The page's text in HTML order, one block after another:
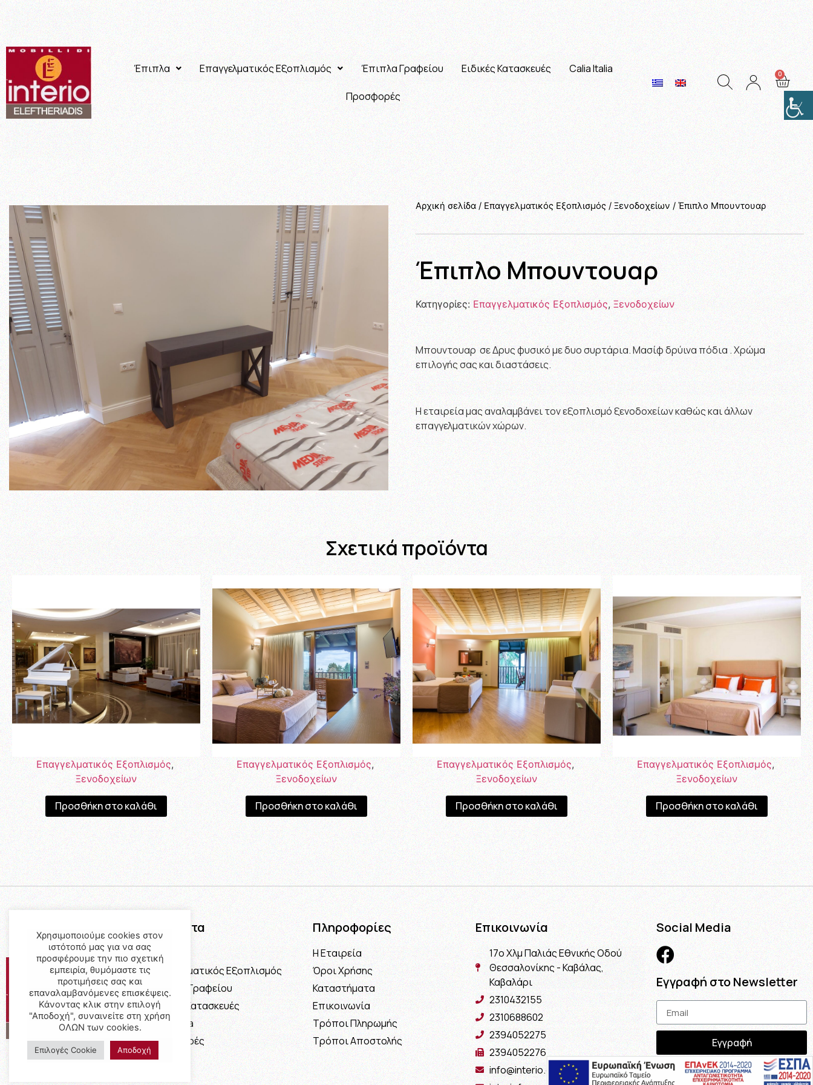
Έπιπλα Επαγγελματικός Εξοπλισμός Έπιπλα Γραφείου Ειδικές Κατασκευές Calia Italia
Προσφορές
Αρχική σελίδα/ Επαγγελματικός Εξοπλισμός/ Ξενοδοχείων/ Έπιπλο Mπουντουαρ
Έπιπλο Mπουντουαρ
Κατηγορίες:Επαγγελματικός Εξοπλισμός,Ξενοδοχείων
Μπουντουαρ σε Δρυς φυσικό με δυο συρτάρια. Μασίφ δρύινα πόδια . Χρώμα
επιλογής σας και διαστάσεις.
Η εταιρεία μας αναλαμβάνει τον εξοπλισμό ξενοδοχείων καθώς και άλλων
επαγγελματικών χώρων.
Σχετικά προϊόντα
Επαγγελματικός Εξοπλισμός,
Ξενοδοχείων
Προσθήκη στο καλάθι
Επαγγελματικός Εξοπλισμός,
Ξενοδοχείων
Προσθήκη στο καλάθι
Επαγγελματικός Εξοπλισμός,
Ξενοδοχείων
Προσθήκη στο καλάθι
Επαγγελματικός Εξοπλισμός,
Ξενοδοχείων
Προσθήκη στο καλάθι
Προϊόντα
Έπιπλα
Επαγγελματικός Εξοπλισμός
Έπιπλα Γραφείου
Ειδικές Κατασκευές
Calia Italia
Προσφορές
Πληροφορίες
Η Εταιρεία
Όροι Χρήσης
Καταστήματα
Επικοινωνία
Τρόποι Πληρωμής
Τρόποι Αποστολής
Επικοινωνία
17ο Χλμ Παλιάς Εθνικής Οδού
Θεσσαλονίκης - Καβάλας,
Καβαλάρι
2310432155
2310688602
2394052275
2394052276
info@interio.gr
Social Media
Εγγραφή στο Newsletter
Εγγραφή
Χρησιμοποιούμε cookies στον
ιστότοπό μας για να σας
προσφέρουμε την πιο σχετική
εμπειρία, θυμόμαστε τις
προτιμήσεις σας και
επαναλαμβανόμενες επισκέψεις.
Κάνοντας κλικ στην επιλογή
"Αποδοχή", συναινείτε στη χρήση
ΟΛΩΝ των cookies.
Επιλογές Cookie Αποδοχή